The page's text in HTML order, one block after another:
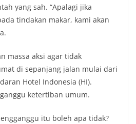
yang sah. “Apalagi jika
tindakan makar, kami akan
massa aksi agar tidak
di sepanjang jalan mulai dari
Hotel Indonesia (HI).
ketertiban umum.
itu boleh apa tidak?